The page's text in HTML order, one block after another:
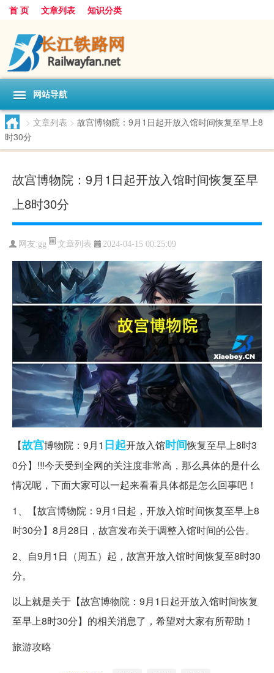
首 页 文章列表 知识分类
网站导航
> 文章列表 > 故宫博物院：9月1日起开放入馆时间恢复至早上8
时30分
故宫博物院：9月1日起开放入馆时间恢复至早
上8时30分
网友:gg 文章列表 2024-04-15 00:25:09
【故宫博物院：9月1 日起开放入馆时间恢复至早上8时3
0分】!!!今天受到全网的关注度非常高，那么具体的是什么
情况呢，下面大家可以一起来看看具体都是怎么回事吧！
1、【故宫博物院：9月1日起，开放入馆时间恢复至早上8
时30分】8月28日，故宫发布关于调整入馆时间的公告。
2、自9月1日（周五）起，故宫开放入馆时间恢复至8时30
分。
以上就是关于【故宫博物院：9月1日起开放入馆时间恢复
至早上8时30分】的相关消息了，希望对大家有所帮助！
旅游攻略